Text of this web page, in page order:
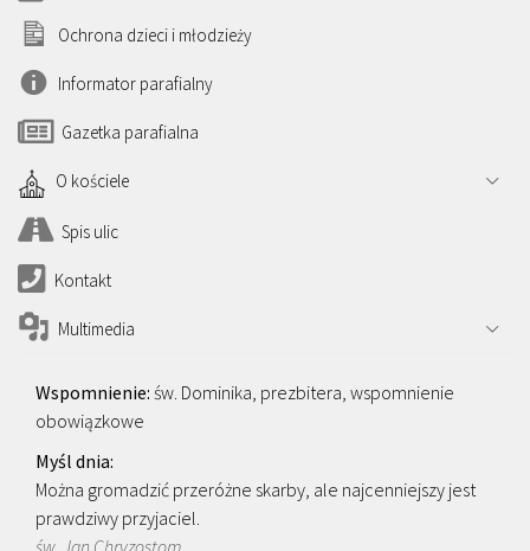
Ochrona dzieci i młodzieży
Informator parafialny
Gazetka parafialna
O kościele
Spis ulic
Kontakt
Multimedia
św. Dominika, prezbitera, wspomnienie
obowiązkowe
Można gromadzić przeróżne skarby, ale najcenniejszy jest
prawdziwy przyjaciel.
św. Jan Chryzostom